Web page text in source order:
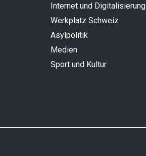
Internet und Digitalisierung
Werkplatz Schweiz
Asylpolitik
Medien
Sport und Kultur